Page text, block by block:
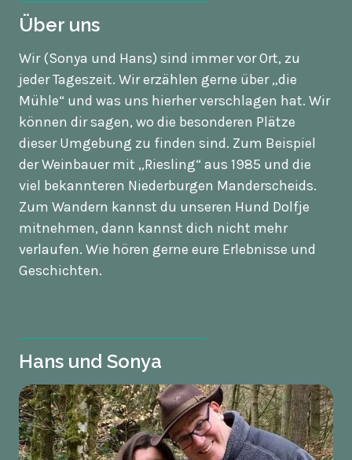
Über uns
Wir (Sonya und Hans) sind immer vor Ort, zu
jeder Tageszeit. Wir erzählen gerne über „die
Mühle“ und was uns hierher verschlagen hat. Wir
können dir sagen, wo die besonderen Plätze
dieser Umgebung zu finden sind. Zum Beispiel
der Weinbauer mit „Riesling“ aus 1985 und die
viel bekannteren Niederburgen Manderscheids.
Zum Wandern kannst du unseren Hund Dolfje
mitnehmen, dann kannst dich nicht mehr
verlaufen. Wie hören gerne eure Erlebnisse und
Geschichten.
Hans und Sonya